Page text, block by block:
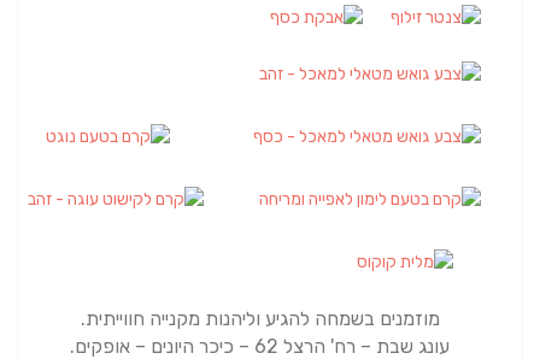
מוזמנים בשמחה להגיע וליהנות מקנייה חווייתית.
עונג שבת – רח' הרצל 62 – כיכר היונים – אופקים.